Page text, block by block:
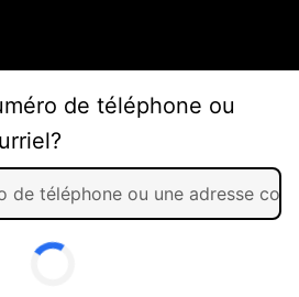
de téléphone ou